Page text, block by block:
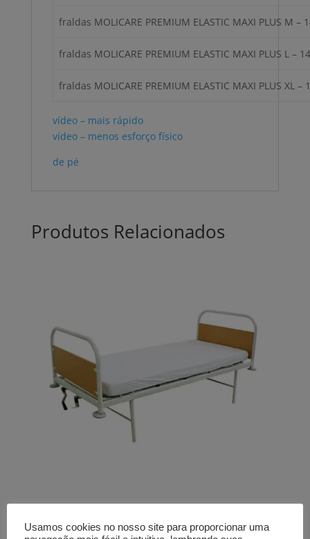
fraldas MOLICARE PREMIUM ELASTIC MAXI PLUS M –
fraldas MOLICARE PREMIUM ELASTIC MAXI PLUS L –
fraldas MOLICARE PREMIUM ELASTIC MAXI PLUS XL –
vídeo – mais rápido
vídeo – menos esforço físico
de pé
Produtos Relacionados
Resguardo impermeável
Usamos cookies no nosso site para proporcionar uma